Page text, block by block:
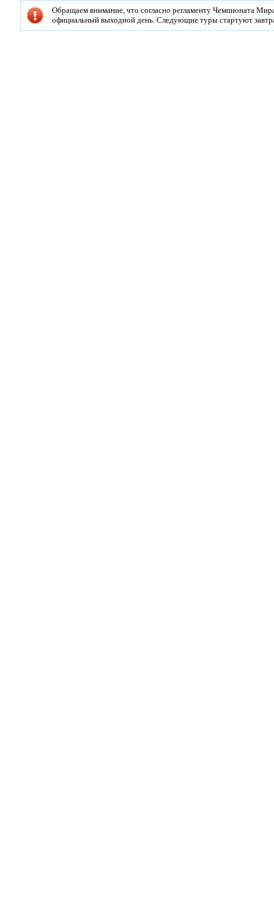
Обращаем внимание, что согласно регламенту Чемпионата
официальный выходной день. Следующие туры стартуют